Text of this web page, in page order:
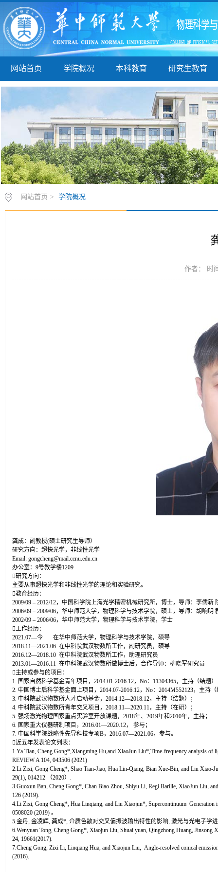
网站首页 学院概况 本科教育 研究生教育
网站首页 > 学院概况
作者： 时
龚成：副教授(硕士研究生导师）
研究方向：超快光学，非线性光学
Email: gongcheng@mail.ccnu.edu.cn
办公室：9号教学楼1209
研究方向：
主要从事超快光学和非线性光学的理论和实验研究。
教育经历：
2009/09 – 2012/12，中国科学院上海光学精密机械研究所，博士，导师：李儒新
2006/09 – 2009/06，华中师范大学，物理科学与技术学院，硕士，导师：胡响明
2002/09 – 2006/06，华中师范大学，物理科学与技术学院，学士
工作经历：
2021.07—今 在华中师范大学，物理科学与技术学院，硕导
2018.11—2021.06 在中科院武汉物数所工作，副研究员，硕导
2016.12—2018.10 在中科院武汉物数所工作，助理研究员
2013.01—2016.11 在中科院武汉物数所做博士后，合作导师：柳晓军研究员
主持或参与的项目：
1. 国家自然科学基金青年项目，2014.01-2016.12，No：11304365，主持（结题
2. 中国博士后科学基金面上项目，2014.07-2016.12，No：2014M552123，主持
3. 中科院武汉物数所人才启动基金，2014.12—2018.12，主持（结题）；
4. 中科院武汉物数所青年交叉项目，2018.11—2020.11，主持（在研）；
5. 强场激光物理国家重点实验室开放课题，2018年、2019年和2010年，主持；
6. 国家重大仪器研制项目，2016.01—2020.12， 参与；
7. 中国科学院战略性先导科技专项B，2016.07—2021.06，参与。
近五年发表论文列表：
1.Ya Tian, Cheng Gong*,Xiangming Hu,and XiaoJun Liu*,Time-frequency analysis
REVIEW A 104, 043506 (2021)
2.Li Zixi, Gong Cheng*, Shao Tian-Jiao, Hua Lin-Qiang, Bian Xue-Bin, and Liu Xiao-
29(1), 014212 （2020）.
3.Guoxun Ban, Cheng Gong*, Chan Biao Zhou, Shiyu Li, Regi Barille, XiaoJun Liu,
126 (2019).
4.Li Zixi, Gong Cheng*, Hua Linqiang, and Liu Xiaojun*, Supercontinuum Generation
0508020 (2019) 。
5.金丹, 金凌辉, 龚成*, 介质色散对交叉偏振波输出特性的影响, 激光与光电子学
6.Wenyuan Tong, Cheng Gong*, Xiaojun Liu, Shuai yuan, Qingzhong Huang, Jinsong
24, 19661(2017).
7.Cheng Gong, Zixi Li, Linqiang Hua, and Xiaojun Liu, Angle-resolved conical
(2016).